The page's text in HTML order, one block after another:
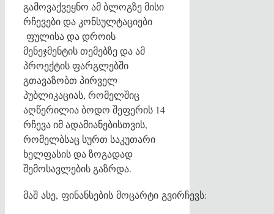
გამოვაქვეყნო ამ ბლოგზე მისი
რჩევები და კონსულტაციები
ფულისა და დროის
მენეჯმენტის თემებზე და ამ
პროექტის ფარგლებში
გთავაზობთ პირველ
პუბლიკაციას, რომელშიც
აღწერილიაბოდო შეფერის 14
რჩევა იმ ადამიანებისთვის,
რომელბსაც სურთ საკუთარი
ხელფასის და ზოგადად
შემოსავლების გაზრდა.
მაშ ასე, ფინანსების მოცარტი გვირჩევს: